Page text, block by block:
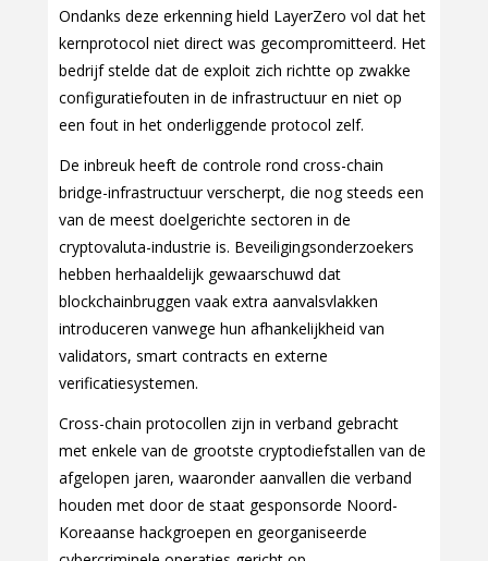
Ondanks deze erkenning hield LayerZero vol dat het
kernprotocol niet direct was gecompromitteerd. Het
bedrijf stelde dat de exploit zich richtte op zwakke
configuratiefouten in de infrastructuur en niet op
een fout in het onderliggende protocol zelf.
De inbreuk heeft de controle rond cross-chain
bridge-infrastructuur verscherpt, die nog steeds een
van de meest doelgerichte sectoren in de
cryptovaluta-industrie is. Beveiligingsonderzoekers
hebben herhaaldelijk gewaarschuwd dat
blockchainbruggen vaak extra aanvalsvlakken
introduceren vanwege hun afhankelijkheid van
validators, smart contracts en externe
verificatiesystemen.
Cross-chain protocollen zijn in verband gebracht
met enkele van de grootste cryptodiefstallen van de
afgelopen jaren, waaronder aanvallen die verband
houden met door de staat gesponsorde Noord-
Koreaanse hackgroepen en georganiseerde